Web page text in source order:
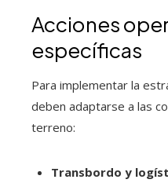
Acciones
específicas
Para implementar la
deben adaptarse a las
terreno:
Transbordo y